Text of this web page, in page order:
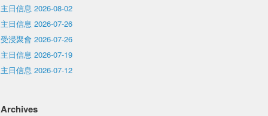
主日信息 2026-08-02
主日信息 2026-07-26
受浸聚會 2026-07-26
主日信息 2026-07-19
主日信息 2026-07-12
Archives